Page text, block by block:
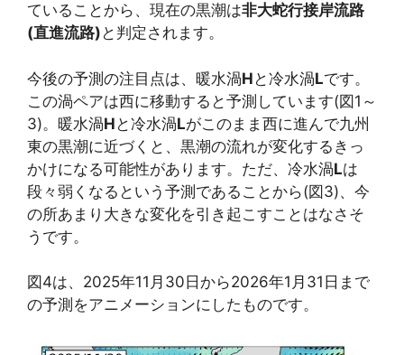
ていることから、現在の黒潮は非大蛇行接岸流路
(直進流路) と判定されます。
今後の予測の注目点は、暖水渦H と冷水渦Lです。
この渦ペアは西に移動すると予測しています(図1～
3)。暖水渦H と冷水渦Lがこのまま西に進んで九州
東の黒潮に近づくと、黒潮の流れが変化するきっ
かけになる可能性があります。ただ、冷水渦Lは
段々弱くなるという予測であることから(図3)、今
の所あまり大きな変化を引き起こすことはなさそ
うです。
図4は、2025年11月30日から2026年1月31日まで
の予測をアニメーションにしたものです。